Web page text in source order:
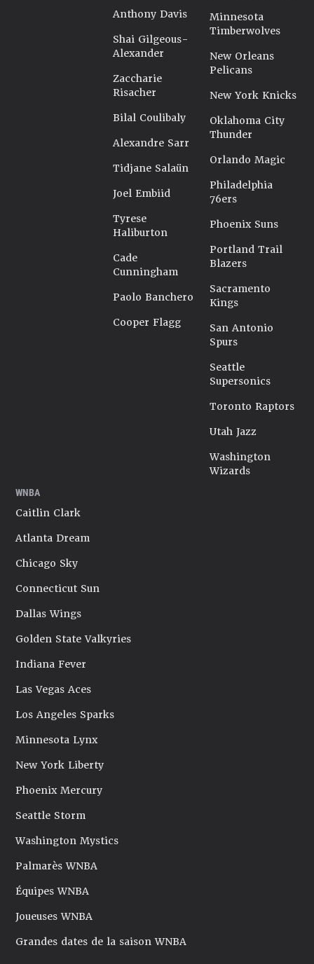
Anthony Davis
Shai Gilgeous-
Alexander
Zaccharie
Risacher
Bilal Coulibaly
Alexandre Sarr
Tidjane Salaün
Joel Embiid
Tyrese
Haliburton
Cade
Cunningham
Paolo Banchero
Cooper Flagg
Minnesota
Timberwolves
New Orleans
Pelicans
New York Knicks
Oklahoma City
Thunder
Orlando Magic
Philadelphia
76ers
Phoenix Suns
Portland Trail
Blazers
Sacramento
Kings
San Antonio
Spurs
Seattle
Supersonics
Toronto Raptors
Utah Jazz
Washington
Wizards
WNBA
Caitlin Clark
Atlanta Dream
Chicago Sky
Connecticut Sun
Dallas Wings
Golden State Valkyries
Indiana Fever
Las Vegas Aces
Los Angeles Sparks
Minnesota Lynx
New York Liberty
Phoenix Mercury
Seattle Storm
Washington Mystics
Palmarès WNBA
Équipes WNBA
Joueuses WNBA
Grandes dates de la saison WNBA